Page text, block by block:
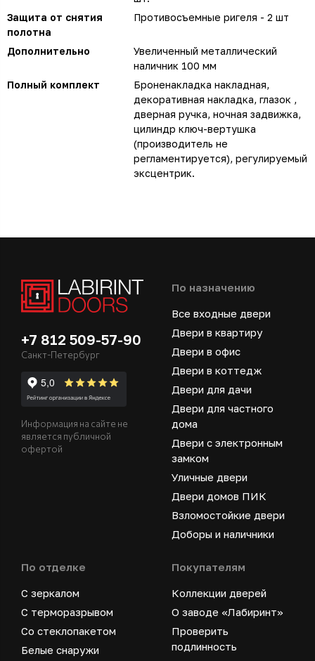
Защита от снятия
полотна
Противосъемные ригеля - 2 шт
Дополнительно
Увеличенный металлический
наличник 100 мм
Полный комплект
Броненакладка накладная,
декоративная накладка, глазок ,
дверная ручка, ночная задвижка,
цилиндр ключ-вертушка
(производитель не
регламентируется), регулируемый
эксцентрик.
+7 812 509-57-90
Санкт-Петербург
Информация на сайте не
является публичной
офертой
По назначению
Все входные двери
Двери в квартиру
Двери в офис
Двери в коттедж
Двери для дачи
Двери для частного
дома
Двери с электронным
замком
Уличные двери
Двери домов ПИК
Взломостойкие двери
Доборы и наличники
По отделке
С зеркалом
С терморазрывом
Со стеклопакетом
Белые снаружи
Покупателям
Коллекции дверей
О заводе «Лабиринт»
Проверить
подлинность